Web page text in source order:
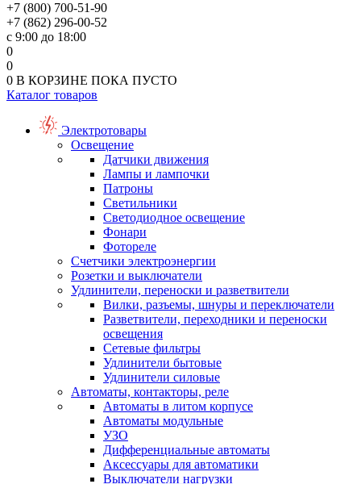
+7 (800) 700-51-90
+7 (862) 296-00-52
с 9:00 до 18:00
0
0
0 В КОРЗИНЕ ПОКА ПУСТО
Каталог товаров
Электротовары
Освещение
Датчики движения
Лампы и лампочки
Патроны
Светильники
Светодиодное освещение
Фонари
Фотореле
Счетчики электроэнергии
Розетки и выключатели
Удлинители, переноски и разветвители
Вилки, разъемы, шнуры и переключатели
Разветвители, переходники и переноски
освещения
Сетевые фильтры
Удлинители бытовые
Удлинители силовые
Автоматы, контакторы, реле
Автоматы в литом корпусе
Автоматы модульные
УЗО
Дифференциальные автоматы
Аксессуары для автоматики
Выключатели нагрузки